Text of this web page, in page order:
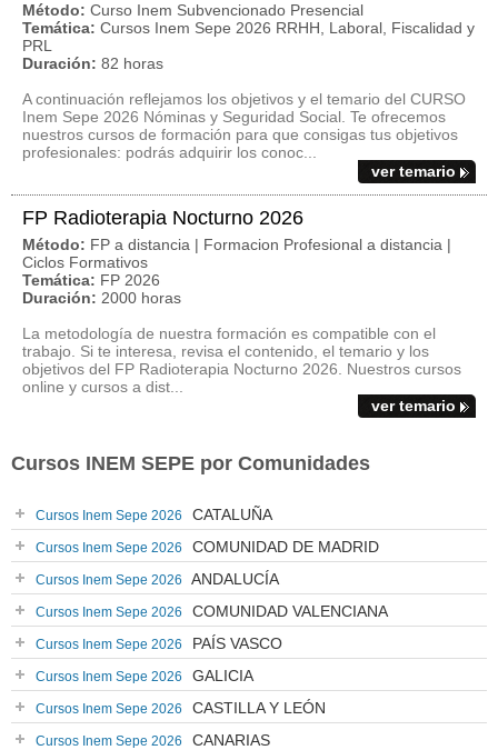
Método: Curso Inem Subvencionado Presencial
Temática: Cursos Inem Sepe 2026 RRHH, Laboral, Fiscalidad y
PRL
Duración: 82 horas
A continuación reflejamos los objetivos y el temario del CURSO
Inem Sepe 2026 Nóminas y Seguridad Social. Te ofrecemos
nuestros cursos de formación para que consigas tus objetivos
profesionales: podrás adquirir los conoc...
ver temario
FP Radioterapia Nocturno 2026
Método: FP a distancia | Formacion Profesional a distancia |
Ciclos Formativos
Temática: FP 2026
Duración: 2000 horas
La metodología de nuestra formación es compatible con el
trabajo. Si te interesa, revisa el contenido, el temario y los
objetivos del FP Radioterapia Nocturno 2026. Nuestros cursos
online y cursos a dist...
ver temario
Cursos INEM SEPE por Comunidades
Cursos Inem Sepe 2026 CATALUÑA
Cursos Inem Sepe 2026 COMUNIDAD DE MADRID
Cursos Inem Sepe 2026 ANDALUCÍA
Cursos Inem Sepe 2026 COMUNIDAD VALENCIANA
Cursos Inem Sepe 2026 PAÍS VASCO
Cursos Inem Sepe 2026 GALICIA
Cursos Inem Sepe 2026 CASTILLA Y LEÓN
Cursos Inem Sepe 2026 CANARIAS